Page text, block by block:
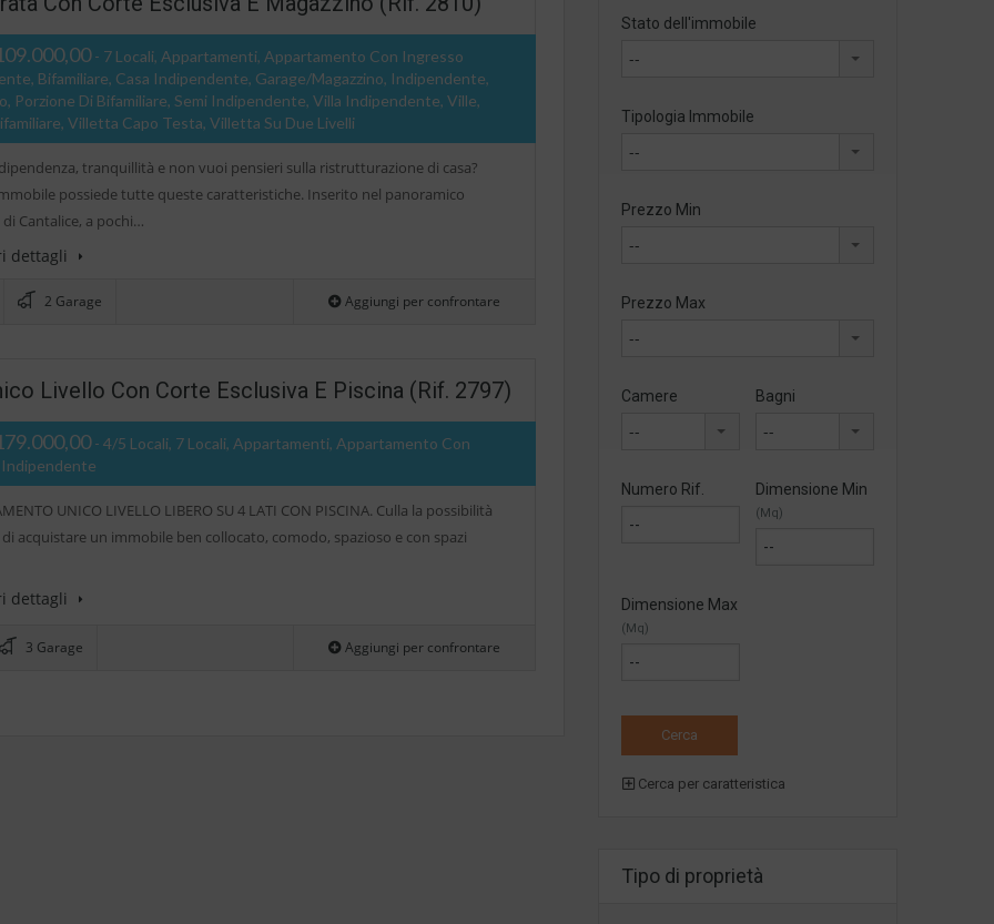
- 7 Locali, Appartamenti, Appartamento Con Ingresso
Bifamiliare, Casa Indipendente, Garage/Magazzino, Indipendente,
Porzione Di Bifamiliare, Semi Indipendente, Villa Indipendente, Ville,
Villetta Capo Testa, Villetta Su Due Livelli
tranquillità e non vuoi pensieri sulla ristrutturazione di casa?
possiede tutte queste caratteristiche. Inserito nel panoramico
Cantalice, a pochi…
dettagli
2 Garage Aggiungi per confrontare
Livello Con Corte Esclusiva E Piscina (Rif. 2797)
- 4/5 Locali, 7 Locali, Appartamenti, Appartamento Con
UNICO LIVELLO LIBERO SU 4 LATI CON PISCINA. Culla la possibilità
acquistare un immobile ben collocato, comodo, spazioso e con spazi
dettagli
3 Garage Aggiungi per confrontare
Stato dell'immobile
--
Tipologia Immobile
--
Prezzo Min
--
Prezzo Max
--
Camere
--
Bagni
--
Numero Rif. Dimensione Min
(Mq)
Dimensione Max
(Mq)
Cerca per caratteristica
Tipo di proprietà